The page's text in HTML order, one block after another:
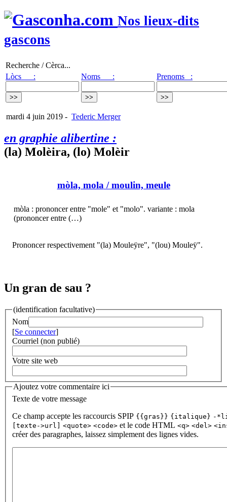
Nos lieux-dits
gascons
Recherche / Cèrca...
Lòcs :
Noms : Prenoms :
mardi 4 juin 2019 - Tederic Merger
en graphie alibertine :
(la) Molèira, (lo) Molèir
mòla, mola/ moulin, meule
mòla : prononcer entre "mole" et "molo". variante : mola
(prononcer entre (…)
Prononcer respectivement "(la) Mouleÿre", "(lou) Mouleÿ".
Un gran de sau ?
(identification facultative)
Nom
[Se connecter]
Courriel (non publié)
Votre site web
Ajoutez votre commentaire ici
Texte de votre message
Ce champ accepte les raccourcis SPIP {{gras}} {italique} -
[texte->url] <quote> <code> et le code HTML <q> <del>
créer des paragraphes, laissez simplement des lignes vides.